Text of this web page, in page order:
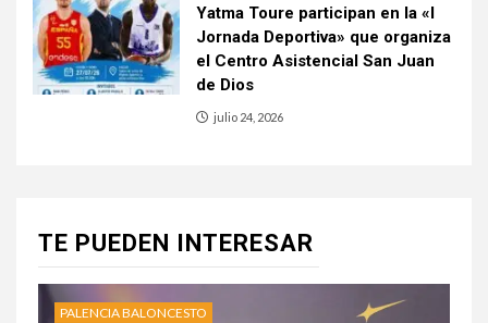
Yatma Toure participan en la «I
Jornada Deportiva» que organiza
el Centro Asistencial San Juan
de Dios
julio 24, 2026
TE PUEDEN INTERESAR
PALENCIA BALONCESTO